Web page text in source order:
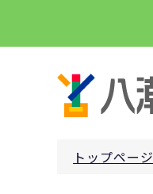
ペ
トップページ